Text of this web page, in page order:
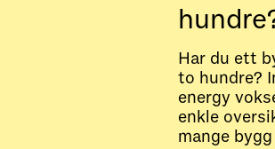
Har du ett
to hundre?
energy
enkle
mange